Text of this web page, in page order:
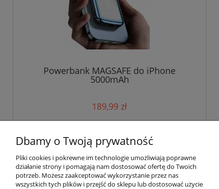
Powerbank MAGSAFE do iPhone
5000mAh
189,99 zł
Dbamy o Twoją prywatność
Pliki cookies i pokrewne im technologie umożliwiają poprawne
działanie strony i pomagają nam dostosować ofertę do Twoich
potrzeb. Możesz zaakceptować wykorzystanie przez nas
wszystkich tych plików i przejść do sklepu lub dostosować użycie